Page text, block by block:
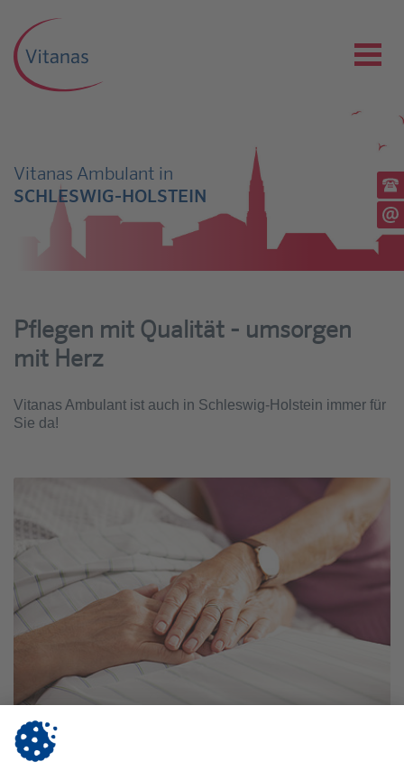
Vitanas Ambulant in
SCHLESWIG-HOLSTEIN
Pflegen mit Qualität - umsorgen
mit Herz
Vitanas Ambulant ist auch in Schleswig-Holstein immer für
Sie da!
Vitanas Ambulant Pflegedienst & Intensivpflege-WG